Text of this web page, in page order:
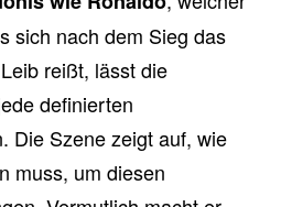
sich nach dem Sieg das
reißt, lässt die
definierten
Die Szene zeigt auf, wie
muss, um diesen